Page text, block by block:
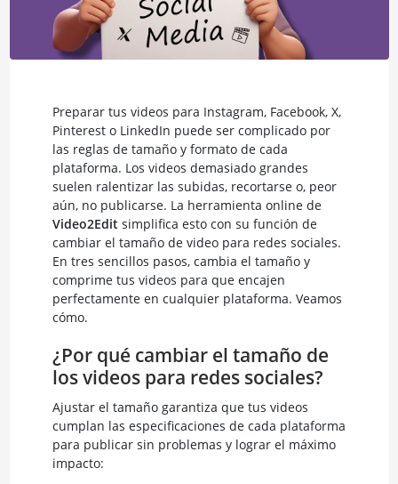
Preparar tus videos para Instagram, Facebook, X,
Pinterest o LinkedIn puede ser complicado por
las reglas de tamaño y formato de cada
plataforma. Los videos demasiado grandes
suelen ralentizar las subidas, recortarse o, peor
aún, no publicarse. La herramienta online de
Video2Edit simplifica esto con su función de
cambiar el tamaño de video para redes sociales.
En tres sencillos pasos, cambia el tamaño y
comprime tus videos para que encajen
perfectamente en cualquier plataforma. Veamos
cómo.
¿Por qué cambiar el tamaño de
los videos para redes sociales?
Ajustar el tamaño garantiza que tus videos
cumplan las especificaciones de cada plataforma
para publicar sin problemas y lograr el máximo
impacto: